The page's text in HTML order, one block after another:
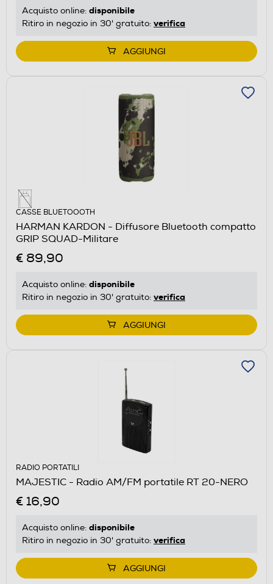
Acquisto online: disponibile
Ritiro in negozio in 30' gratuito: verifica
AGGIUNGI
CASSE BLUETOOOTH
HARMAN KARDON - Diffusore Bluetooth compatto
GRIP SQUAD-Militare
€ 89,90
Acquisto online: disponibile
Ritiro in negozio in 30' gratuito: verifica
AGGIUNGI
RADIO PORTATILI
MAJESTIC - Radio AM/FM portatile RT 20-NERO
€ 16,90
Acquisto online: disponibile
Ritiro in negozio in 30' gratuito: verifica
AGGIUNGI